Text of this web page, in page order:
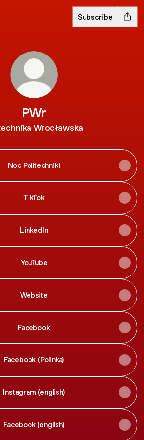
Subscribe
PWr
Wrocławska
Noc Politechniki
TikTok
LinkedIn
YouTube
Website
Facebook
Facebook (Polinka)
Instagram (english)
Facebook (english)